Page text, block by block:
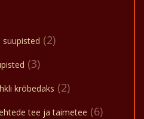
(2)
(3)
krõbedaks (2)
tee ja taimetee (6)